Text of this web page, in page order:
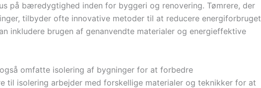
på bæredygtighed inden for byggeri og renovering. Tømrere, der
tilbyder ofte innovative metoder til at reducere energiforbruget
inkludere brugen af genanvendte materialer og energieffektive
omfatte isolering af bygninger for at forbedre
til isolering arbejder med forskellige materialer og teknikker for at